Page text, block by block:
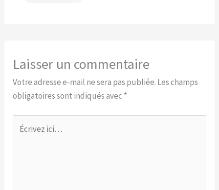
Laisser un commentaire
Votre adresse e-mail ne sera pas publiée. Les champs
obligatoires sont indiqués avec *
Écrivez
ici…